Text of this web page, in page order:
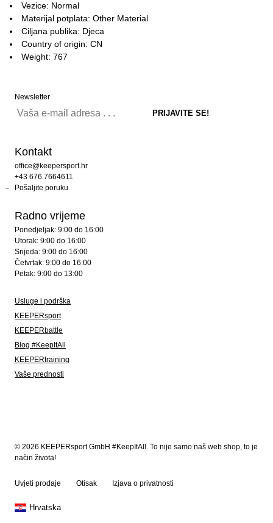
Vezice: Normal
Materijal potplata: Other Material
Ciljana publika: Djeca
Country of origin: CN
Weight: 767
Newsletter
Kontakt
office@keepersport.hr
+43 676 7664611
Pošaljite poruku
Radno vrijeme
Ponedjeljak: 9:00 do 16:00
Utorak: 9:00 do 16:00
Srijeda: 9:00 do 16:00
Četvrtak: 9:00 do 16:00
Petak: 9:00 do 13:00
Usluge i podrška
KEEPERsport
KEEPERbattle
Blog #KeepItAll
KEEPERtraining
Vaše prednosti
© 2026 KEEPERsport GmbH #KeepItAll. To nije samo naš web shop, to je
način života!
Uvjeti prodaje Otisak Izjava o privatnosti
Hrvatska